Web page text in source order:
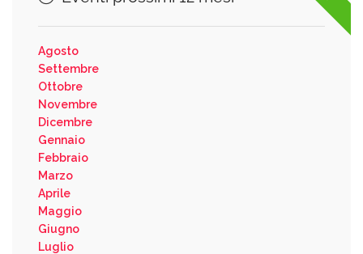
Agosto
Settembre
Ottobre
Novembre
Dicembre
Gennaio
Febbraio
Marzo
Aprile
Maggio
Giugno
Luglio